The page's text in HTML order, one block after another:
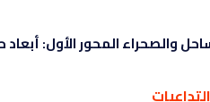
المحور الأول: أبعاد